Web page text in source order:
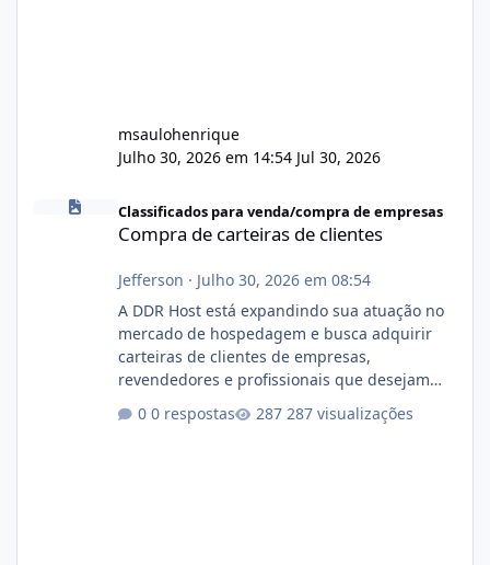
msaulohenrique
Julho 30, 2026 em 14:54 Jul 30, 2026
Compra de carteiras de clientes
Classificados para venda/compra de empresas
Compra de carteiras de clientes
Jefferson · Julho 30, 2026 em 08:54
A DDR Host está expandindo sua atuação no
mercado de hospedagem e busca adquirir
carteiras de clientes de empresas,
revendedores e profissionais que desejam
encerrar suas atividades ou reduzir sua
operação. Se você possui clientes ativos de
0 respostas 287 visualizações